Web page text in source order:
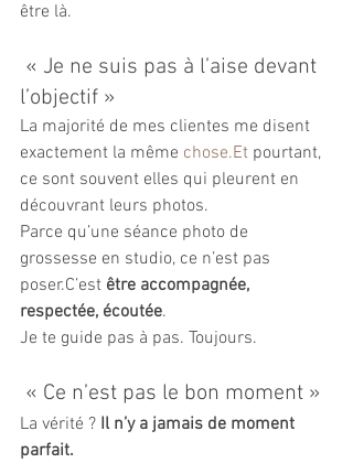
être là.
l’objectif »
La majorité de mes clientes me disent
exactement la même chose.Et pourtant,
ce sont souvent elles qui pleurent en
découvrant leurs photos.
Parce qu’une séance photo de
grossesse en studio, ce n’est pas
poser.C’est être accompagnée,
respectée, écoutée.
Je te guide pas à pas. Toujours.
« Ce n’est pas le bon moment »
La vérité ? Il n’y a jamais de moment
parfait.